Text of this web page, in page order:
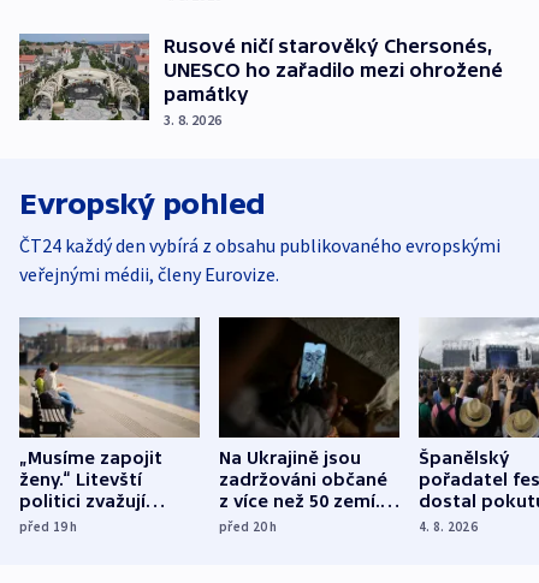
Rusové ničí starověký Chersonés,
UNESCO ho zařadilo mezi ohrožené
památky
3. 8. 2026
Evropský pohled
ČT24 každý den vybírá z obsahu publikovaného evropskými
veřejnými médii, členy Eurovize.
„Musíme zapojit
ženy.“ Litevští
politici zvažují
dohodu o
před 19h
Na Ukrajině jsou
zadržováni občané
z více než 50 zemí.
Bojovali na straně
před 20h
Španělský
pořadatel
dostal
nekalé
4. 8. 2026